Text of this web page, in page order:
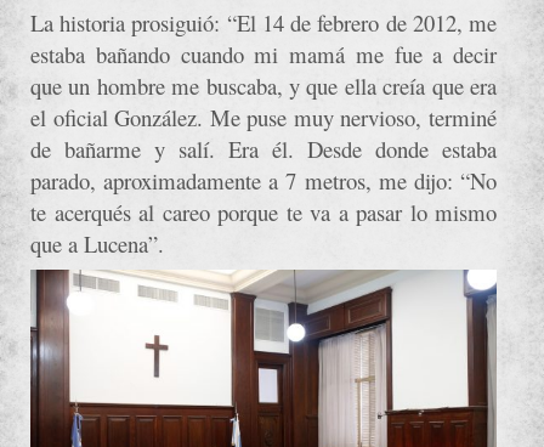
La historia prosiguió: “El 14 de febrero de 2012, me
estaba bañando cuando mi mamá me fue a decir
que un hombre me buscaba, y que ella creía que era
el oficial González. Me puse muy nervioso, terminé
de bañarme y salí. Era él. Desde donde estaba
parado, aproximadamente a 7 metros, me dijo: “No
te acerqués al careo porque te va a pasar lo mismo
que a Lucena”.